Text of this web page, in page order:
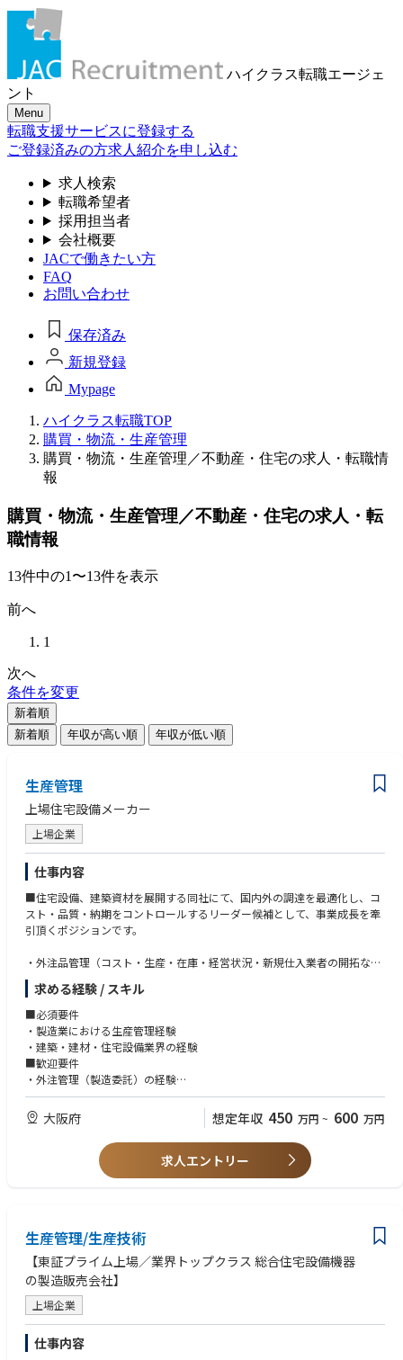
ハイクラス転職エージェ
ント
Menu
転職支援サービスに登録する
ご登録済みの方求人紹介を申し込む
求人検索
転職希望者
採用担当者
会社概要
JACで働きたい方
FAQ
お問い合わせ
保存済み
新規登録
Mypage
ハイクラス転職TOP
購買・物流・生産管理
購買・物流・生産管理／不動産・住宅の求人・転職情
報
購買・物流・生産管理／不動産・住宅の求人・転
職情報
13件中の1〜13件を表示
前へ
1
次へ
条件を変更
新着順
新着順
年収が高い順 年収が低い順
生産管理
上場住宅設備メーカー
上場企業
仕事内容
■住宅設備、建築資材を展開する同社にて、国内外の調達を最適化し、コ
スト・品質・納期をコントロールするリーダー候補として、事業成長を牽
引頂くポジションです。
・外注品管理（コスト・生産・在庫・経営状況・新規仕入業者の開拓な
ど）
および外注品窓口
・購入条件最適化（コスト・仕入先など）
・新商品の情報収集（展示会視察・メーカーへの依頼など）、仕入価格決
定
・発注点の管理、在庫の管理
求める経験 / スキル
■必須要件
・製造業における生産管理経験
・建築・建材・住宅設備業界の経験
■歓迎要件
・外注管理（製造委託）の経験
・物流関連の経験
・英語力
・何よりもセルフスターターであること
・自らの発想をカタチにできる方
大阪府 想定年収 450 万円 ~ 600 万円
求人エントリー
生産管理/生産技術
【東証プライム上場／業界トップクラス 総合住宅設備機器
の製造販売会社】
上場企業
仕事内容